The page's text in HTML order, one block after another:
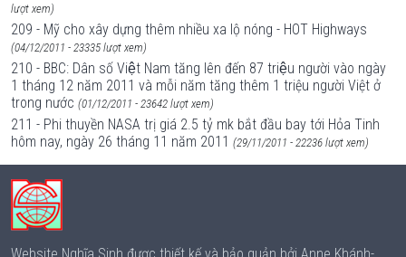
lượt xem)
209 - Mỹ cho xây dựng thêm nhiều xa lộ nóng - HOT Highways
(04/12/2011 - 23335 lượt xem)
210 - BBC: Dân số Việt Nam tăng lên đến 87 triệu người vào ngày
1 tháng 12 năm 2011 và mỗi năm tăng thêm 1 triệu người Việt ở
trong nước (01/12/2011 - 23642 lượt xem)
211 - Phi thuyền NASA trị giá 2.5 tỷ mk bắt đầu bay tới Hỏa Tinh
hôm nay, ngày 26 tháng 11 năm 2011 (29/11/2011 - 22236 lượt xem)